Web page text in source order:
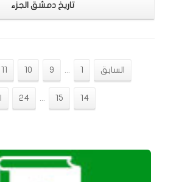
تاريخ دمشق الجزء
السابق 1
...
9
10
11
14
15
...
24